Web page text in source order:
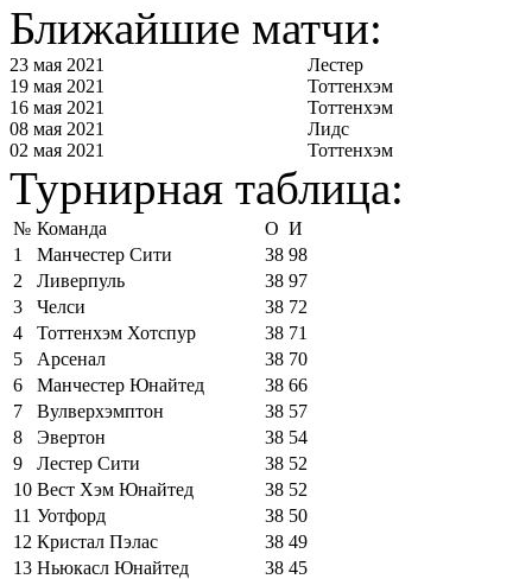
Ближайшие матчи:
23 мая 2021
Лестер
19 мая 2021
Тоттенхэм
16 мая 2021
Тоттенхэм
08 мая 2021
Лидс
02 мая 2021
Тоттенхэм
Турнирная таблица:
№ Команда О И
1
Манчестер Сити 38 98
2
Ливерпуль 38 97
3
Челси 38 72
4
Тоттенхэм Хотспур 38 71
5
Арсенал 38 70
6
Манчестер Юнайтед 38 66
7
Вулверхэмптон 38 57
8
Эвертон 38 54
9
Лестер Сити 38 52
10 Вест Хэм Юнайтед 38 52
11 Уотфорд 38 50
12 Кристал Пэлас 38 49
13 Ньюкасл Юнайтед 38 45